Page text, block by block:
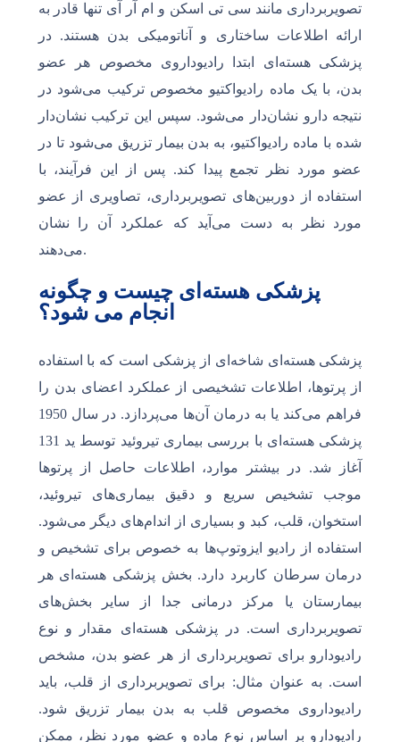
تصویربرداری مانند سی تی اسکن و ام آر آی تنها قادر به
ارائه اطلاعات ساختاری و آناتومیکی بدن هستند. در
پزشکی هسته‌ای ابتدا رادیوداروی مخصوص هر عضو
بدن، با یک ماده رادیواکتیو مخصوص ترکیب می‌شود در
نتیجه دارو نشان‌دار می‌شود. سپس این ترکیب نشان‌دار
شده با ماده رادیواکتیو، به بدن بیمار تزریق می‌شود تا در
عضو مورد نظر تجمع پیدا کند. پس از این فرآیند، با
استفاده از دوربین‌های تصویربرداری، تصاویری از عضو
مورد نظر به دست می‌آید که عملکرد آن را نشان
می‌دهند.
پزشکی هسته‌ای چیست و چگونه
انجام می شود؟
پزشکی هسته‌ای شاخه‌ای از پزشکی است که با استفاده
از پرتوها، اطلاعات تشخیصی از عملکرد اعضای بدن را
فراهم می‌کند یا به درمان آن‌ها می‌پردازد. در سال 1950
پزشکی هسته‌ای با بررسی بیماری تیروئید توسط ید 131
آغاز شد. در بیشتر موارد، اطلاعات حاصل از پرتوها
موجب تشخیص سریع و دقیق بیماری‌های تیروئید،
استخوان، قلب، کبد و بسیاری از اندام‌های دیگر می‌شود.
استفاده از رادیو ایزوتوپ‌ها به خصوص برای تشخیص و
درمان سرطان کاربرد دارد. بخش پزشکی هسته‌ای هر
بیمارستان یا مرکز درمانی جدا از سایر بخش‌های
تصویربرداری است. در پزشکی هسته‌ای مقدار و نوع
رادیودارو برای تصویربرداری از هر عضو بدن، مشخص
است. به عنوان مثال: برای تصویربرداری از قلب، باید
رادیوداروی مخصوص قلب به بدن بیمار تزریق شود.
رادیودارو بر اساس نوع ماده و عضو مورد نظر، ممکن